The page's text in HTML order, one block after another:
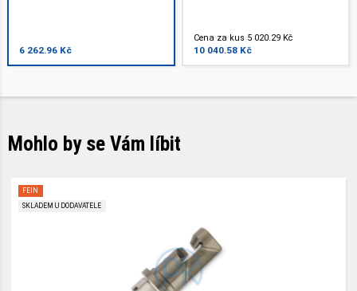
6 262.96 Kč
Cena za kus 5 020.29 Kč
10 040.58 Kč
Mohlo by se Vám líbit
SKLADEM U DODAVATELE
FEIN